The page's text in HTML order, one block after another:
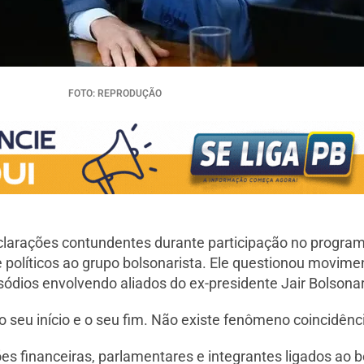
FOTO: REPRODUÇÃO
contundentes durante participação no
ao grupo bolsonarista. Ele questionou
envolvendo aliados do ex-presidente Jair
seu início e o seu fim. Não existe fenômeno
financeiras, parlamentares e integrantes ligados ao